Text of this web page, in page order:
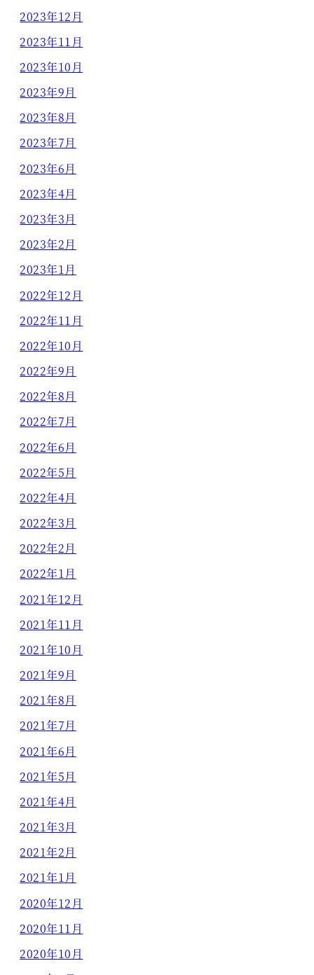
2023年12月
2023年11月
2023年10月
2023年9月
2023年8月
2023年7月
2023年6月
2023年4月
2023年3月
2023年2月
2023年1月
2022年12月
2022年11月
2022年10月
2022年9月
2022年8月
2022年7月
2022年6月
2022年5月
2022年4月
2022年3月
2022年2月
2022年1月
2021年12月
2021年11月
2021年10月
2021年9月
2021年8月
2021年7月
2021年6月
2021年5月
2021年4月
2021年3月
2021年2月
2021年1月
2020年12月
2020年11月
2020年10月